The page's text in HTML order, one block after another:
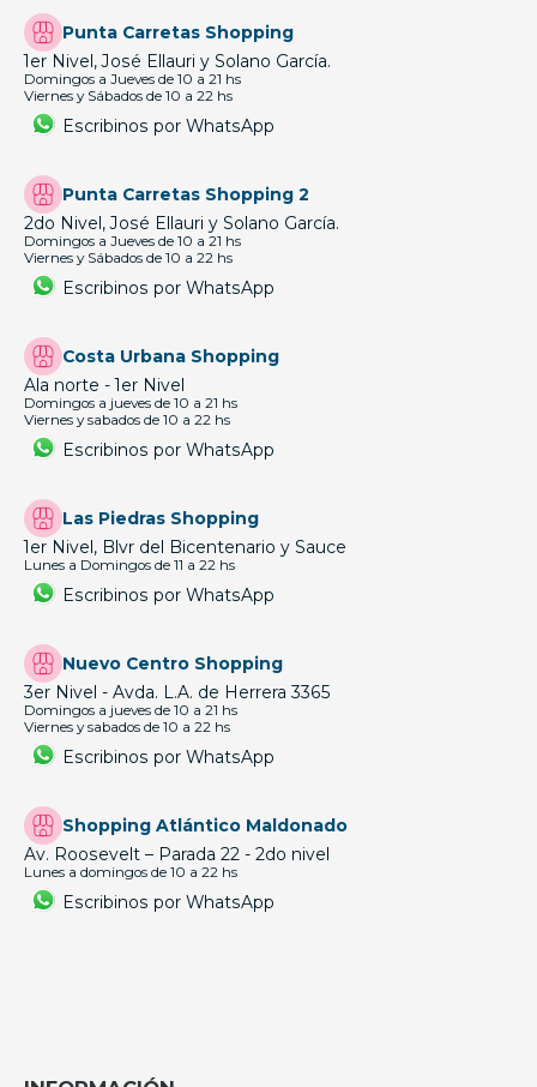
Punta Carretas Shopping
1er Nivel, José Ellauri y Solano García.
Domingos a Jueves de 10 a 21 hs
Viernes y Sábados de 10 a 22 hs
Escribinos por WhatsApp
Punta Carretas Shopping 2
2do Nivel, José Ellauri y Solano García.
Domingos a Jueves de 10 a 21 hs
Viernes y Sábados de 10 a 22 hs
Escribinos por WhatsApp
Costa Urbana Shopping
Ala norte - 1er Nivel
Domingos a jueves de 10 a 21 hs
Viernes y sabados de 10 a 22 hs
Escribinos por WhatsApp
Las Piedras Shopping
1er Nivel, Blvr del Bicentenario y Sauce
Lunes a Domingos de 11 a 22 hs
Escribinos por WhatsApp
Nuevo Centro Shopping
3er Nivel - Avda. L.A. de Herrera 3365
Domingos a jueves de 10 a 21 hs
Viernes y sabados de 10 a 22 hs
Escribinos por WhatsApp
Shopping Atlántico Maldonado
Av. Roosevelt – Parada 22 - 2do nivel
Lunes a domingos de 10 a 22 hs
Escribinos por WhatsApp